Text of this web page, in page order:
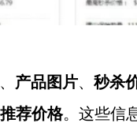
、 产品图片、秒杀
荐价格。这些信